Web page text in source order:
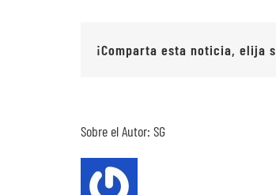
¡Comparta esta noticia, elija
Sobre el Autor: SG